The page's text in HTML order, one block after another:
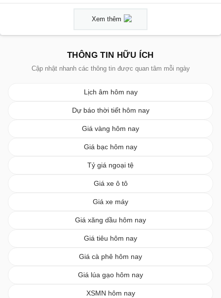
Xem thêm
THÔNG TIN HỮU ÍCH
Cập nhật nhanh các thông tin được quan tâm mỗi ngày
Lịch âm hôm nay
Dự báo thời tiết hôm nay
Giá vàng hôm nay
Giá bạc hôm nay
Tỷ giá ngoại tệ
Giá xe ô tô
Giá xe máy
Giá xăng dầu hôm nay
Giá tiêu hôm nay
Giá cà phê hôm nay
Giá lúa gạo hôm nay
XSMN hôm nay